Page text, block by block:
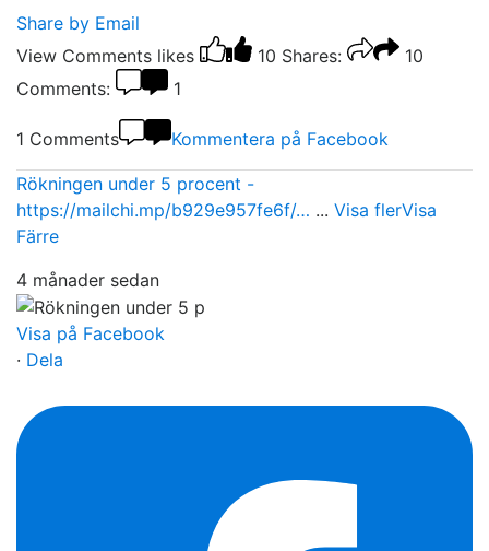
Share by Email
View Comments likes 10 Shares:
10
Comments:
1
1 Comments Kommentera på Facebook
Rökningen under 5 procent -
https://mailchi.mp/b929e957fe6f/… ... Visa flerVisa
Färre
4 månader sedan
Visa på Facebook
· Dela